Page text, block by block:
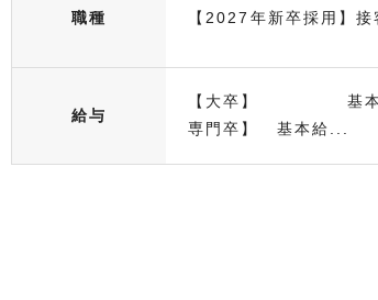
職種 【2027年新卒採用】
給与
【大卒】 基本給
専門卒】 基本給...